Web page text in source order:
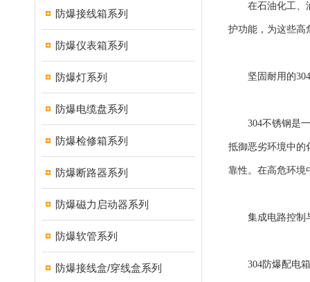
防爆接线箱系列
防爆仪表箱系列
防爆灯系列
防爆电缆盘系列
防爆检修箱系列
防爆断路器系列
防爆磁力启动器系列
防爆软管系列
防爆接线盒/穿线盒系列
在石油化工、油
护功能，为这些高
坚固耐用的304
304不锈钢是一
抵御恶劣环境中的
靠性。在高危环境
集成电路控制
304防爆配电箱